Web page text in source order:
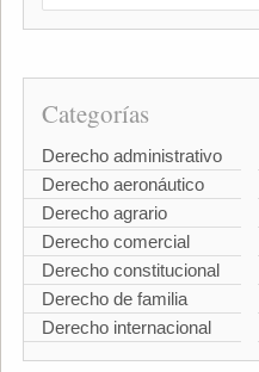
Categorías
Derecho administrativo
Derecho aeronáutico
Derecho agrario
Derecho comercial
Derecho constitucional
Derecho de familia
Derecho internacional